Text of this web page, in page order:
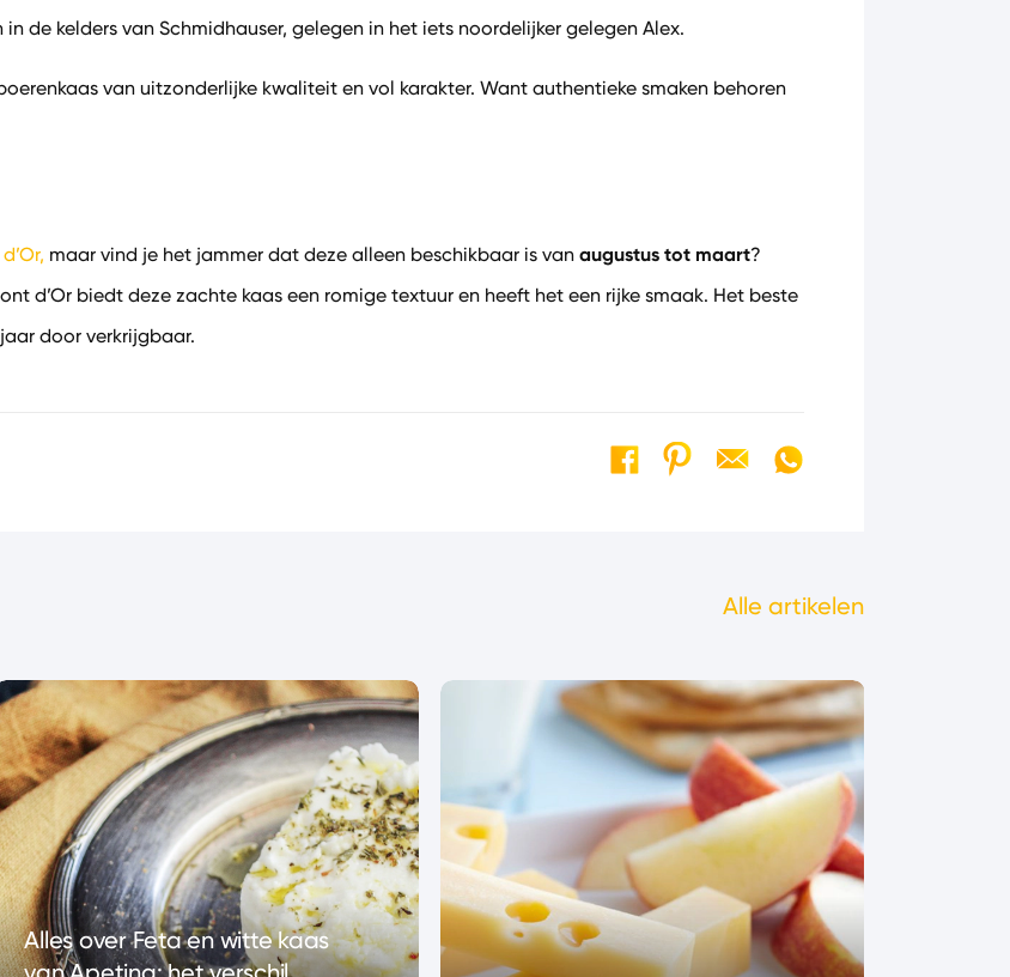
de kelders van Schmidhauser, gelegen in het iets noordelijker gelegen Alex.
van uitzonderlijke kwaliteit en vol karakter. Want authentieke smaken behoren
maar vind je het jammer dat deze alleen beschikbaar is van augustus tot maart?
d’Or biedt deze zachte kaas een romige textuur en heeft het een rijke smaak. Het beste
door verkrijgbaar.
Alle artikelen
Alles over Feta en witte kaas